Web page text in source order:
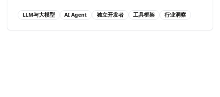
LLM与大模型 AI Agent 独立开发者 工具框架 行业洞察